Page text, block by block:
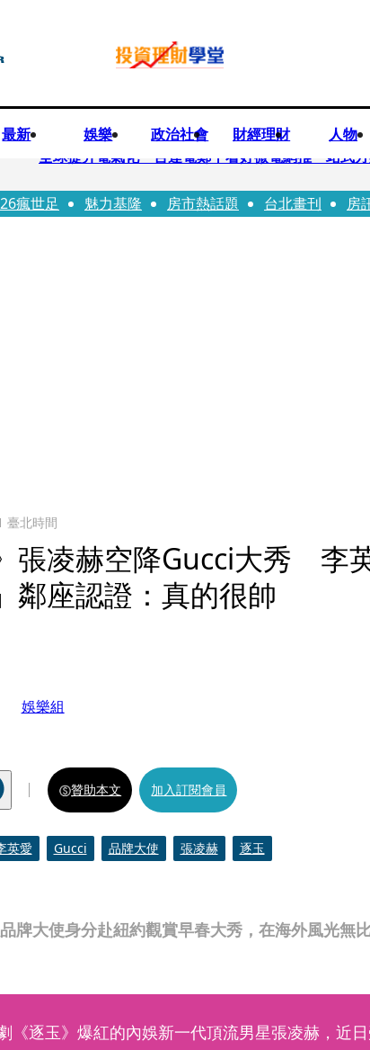
最新 娛樂 政治社會 財經理財 人物
快訊
全球提升電氣化 台達電鄭平看好微電網推一站式
訊
又要不副署？立院三讀藍白兒少未來帳戶 政院放
瘋世足 魅力基隆 房市熱話題 台北畫刊 房
臺北時間
張凌赫空降Gucci大秀 李
鄰座認證：真的很帥
牌大使身分赴紐約觀賞早春大秀，在海外風光無
娛樂組
贊助本文 加入訂閱會員
英愛 Gucci 品牌大使 張凌赫 逐玉
《逐玉》爆紅的內娛新一代頂流男星張凌赫，近